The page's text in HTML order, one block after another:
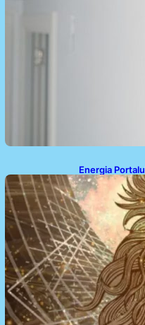
Energia
Transformări